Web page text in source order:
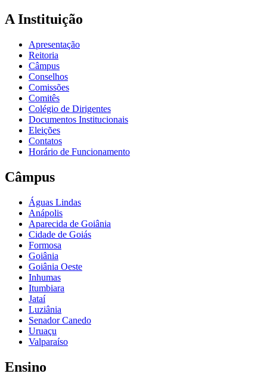
A Instituição
Apresentação
Reitoria
Câmpus
Conselhos
Comissões
Comitês
Colégio de Dirigentes
Documentos Institucionais
Eleições
Contatos
Horário de Funcionamento
Câmpus
Águas Lindas
Anápolis
Aparecida de Goiânia
Cidade de Goiás
Formosa
Goiânia
Goiânia Oeste
Inhumas
Itumbiara
Jataí
Luziânia
Senador Canedo
Uruaçu
Valparaíso
Ensino